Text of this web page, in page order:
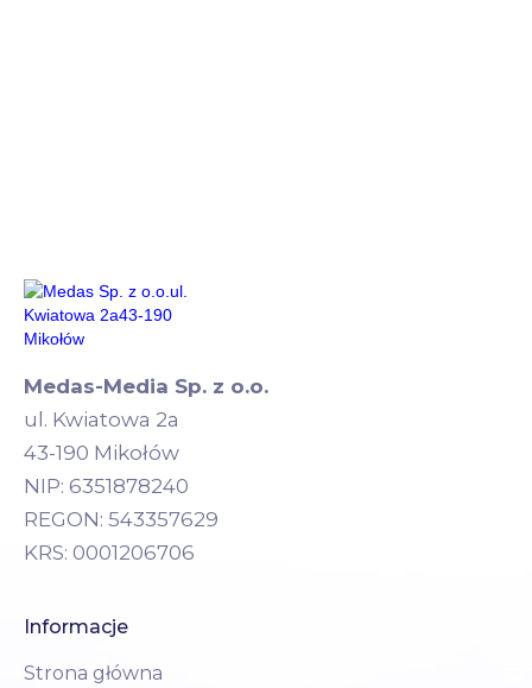
Medas-Media Sp. z o.o.
ul. Kwiatowa 2a
43-190 Mikołów
NIP: 6351878240
REGON: 543357629
KRS: 0001206706
Informacje
Strona główna